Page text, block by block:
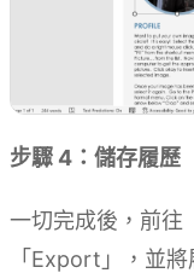
步驟 4：儲存履歷
一切完成後，前往
「Export」，並